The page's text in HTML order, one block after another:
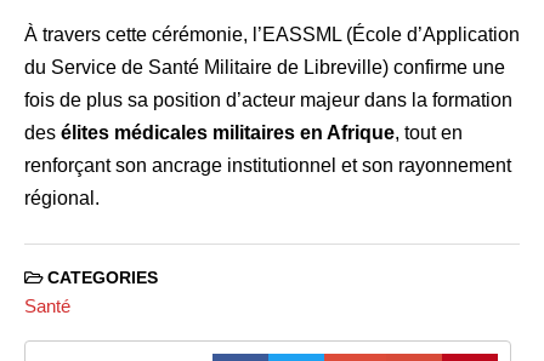
À travers cette cérémonie, l’EASSML (École d’Application
du Service de Santé Militaire de Libreville) confirme une
fois de plus sa position d’acteur majeur dans la formation
des élites médicales militaires en Afrique, tout en
renforçant son ancrage institutionnel et son rayonnement
régional.
CATEGORIES
Santé